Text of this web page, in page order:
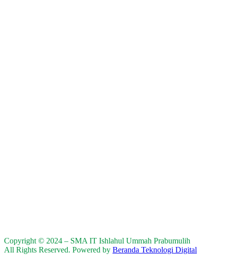
Copyright © 2024 – SMA IT Ishlahul Ummah Prabumulih
All Rights Reserved. Powered by Beranda Teknologi Digital